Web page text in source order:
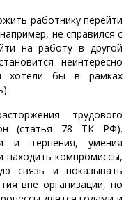
работнику перейти
не справился с
на работу в другой
неинтересно
хотели бы в рамках
трудового
(статья 78 ТК РФ).
и терпения, умения
находить компромиссы,
связь и показывать
вне организации, но